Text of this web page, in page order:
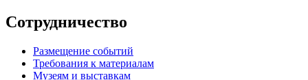
Сотрудничество
Размещение событий
Требования к материалам
Музеям и выставкам